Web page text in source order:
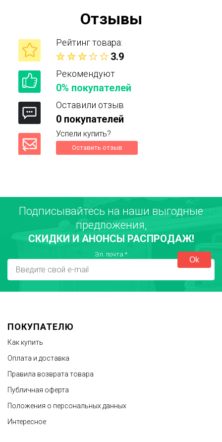
Отзывы
Рейтинг товара:
3.9
Рекомендуют
0% покупателей
Оставили отзыв
0 покупателей
Успели купить?
Оставить отзыв
Ваше имя
Достоинства
Недостатки
Подписывайтесь на наши выгодные
предложения,
СКИДКИ И АНОНСЫ РАСПРОДАЖ!
Эл. почта *
ПОКУПАТЕЛЮ
Как купить
Оплата и доставка
Правила возврата товара
Публичная оферта
Положения о персональных данных
Интересное